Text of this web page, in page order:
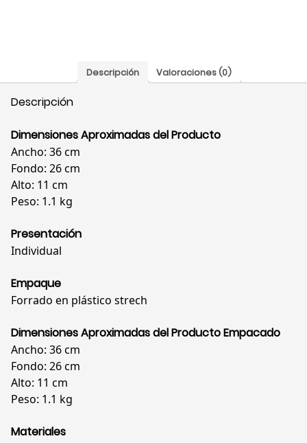
Descripción Valoraciones (0)
Descripción
Dimensiones Aproximadas del Producto
Ancho: 36 cm
Fondo: 26 cm
Alto: 11 cm
Peso: 1.1 kg
Presentación
Individual
Empaque
Forrado en plástico strech
Dimensiones Aproximadas del Producto Empacado
Ancho: 36 cm
Fondo: 26 cm
Alto: 11 cm
Peso: 1.1 kg
Materiales